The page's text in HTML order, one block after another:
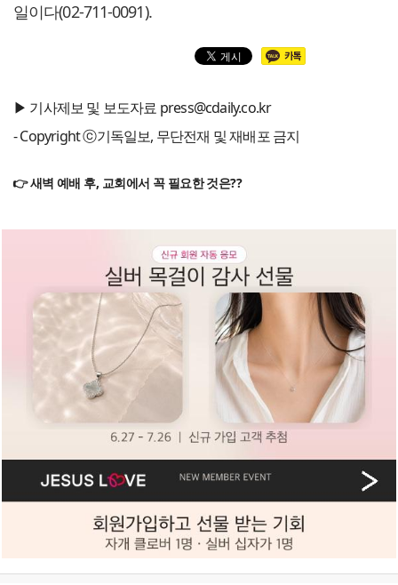
일이다(02-711-0091).
▶ 기사제보 및 보도자료 press@cdaily.co.kr
- Copyright ⓒ기독일보, 무단전재 및 재배포 금지
👉 새벽 예배 후, 교회에서 꼭 필요한 것은??